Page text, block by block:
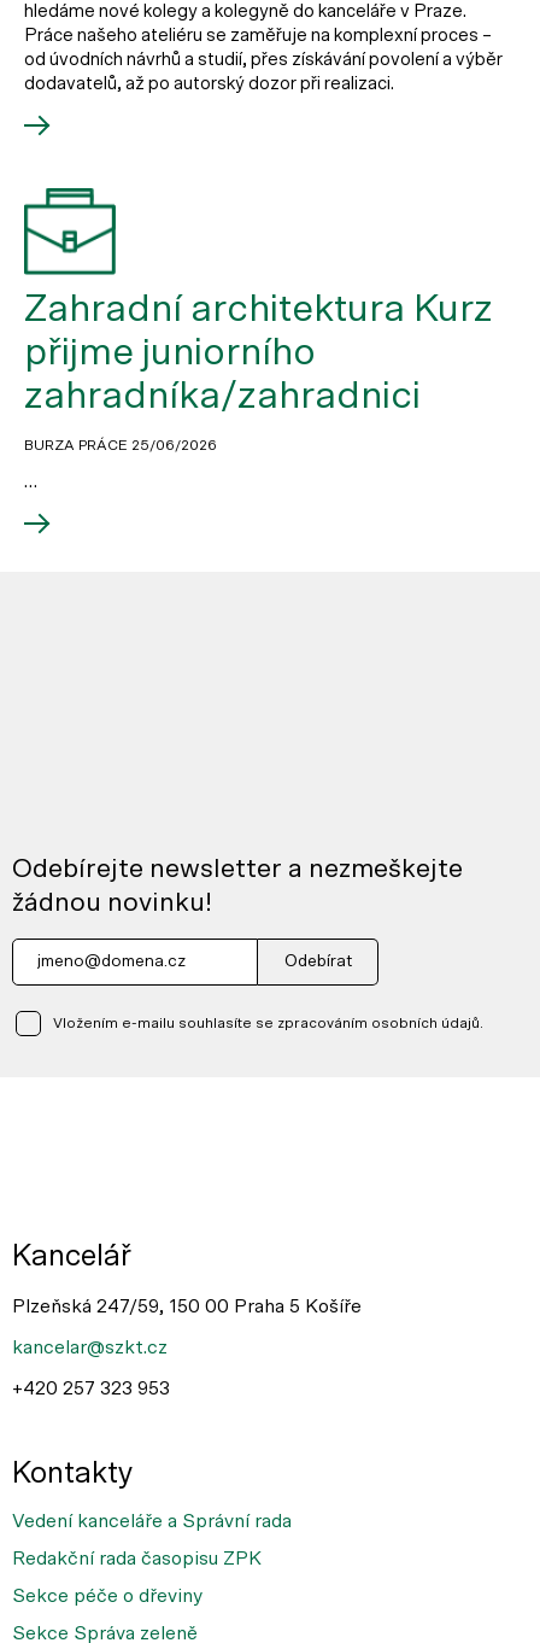
hledáme nové kolegy a kolegyně do kanceláře v Praze.
Práce našeho ateliéru se zaměřuje na komplexní proces –
od úvodních návrhů a studií, přes získávání povolení a výběr
dodavatelů, až po autorský dozor při realizaci.
Zahradní architektura Kurz
přijme juniorního
zahradníka/zahradnici
BURZA PRÁCE 25/06/2026
…
Odebírejte newsletter a nezmeškejte
žádnou novinku!
Odebírat
Vložením e-mailu souhlasíte se zpracováním osobních údajů.
Kancelář
Plzeňská 247/59, 150 00 Praha 5 Košíře
kancelar@szkt.cz
+420 257 323 953
Kontakty
Vedení kanceláře a Správní rada
Redakční rada časopisu ZPK
Sekce péče o dřeviny
Sekce Správa zeleně